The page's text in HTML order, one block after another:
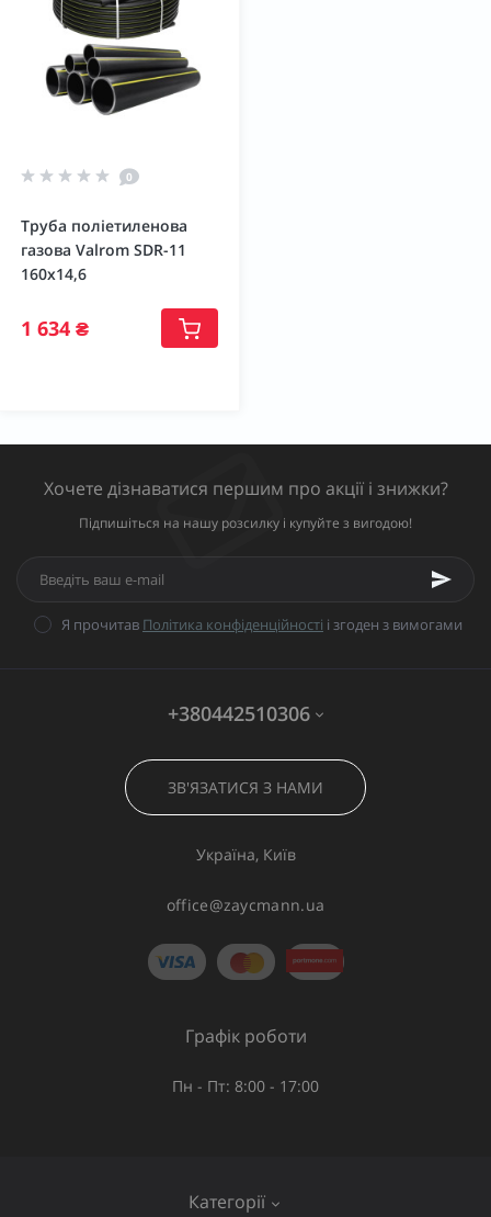
0
Труба поліетиленова
газова Valrom SDR-11
160х14,6
1 634 ₴
Хочете дізнаватися першим про акції і знижки?
Підпишіться на нашу розсилку і купуйте з вигодою!
Я прочитав Політика конфіденційності і згоден з вимогами
+380442510306
ЗВ'ЯЗАТИСЯ З НАМИ
Україна, Київ
office@zaycmann.ua
Категорії
Графік роботи
Пн - Пт: 8:00 - 17:00